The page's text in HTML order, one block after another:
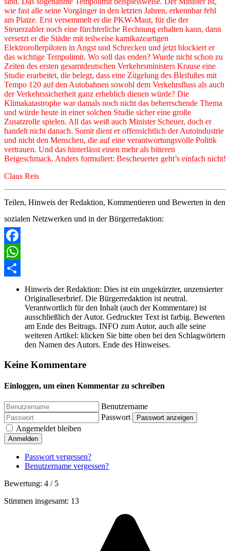
wie fast alle seine Vorgänger in den letzten Jahren, erkennbar fehl
am Platze. Erst versemmelt er die PKW-Maut, für die der
Steuerzahler noch eine fürchterliche Rechnung erhalten kann, dann
versetzt er die Städte mit teilweise kamikazeartigen
Elektrorollerpiloten in Angst und Schrecken und jetzt blockiert er
das wichtige Tempolimit. Wo soll das enden? Wurde nicht schon zu
Zeiten des ersten gesamtdeutschen Verkehrsministers Krause eine
Studie erarbeitet, die belegt, dass eine Zügelung des Bleifußes mit
Tempo 120 auf den Autobahnen sowohl dem Verkehrsfluss als auch
der Verkehrssicherheit ganz erheblich dienen würde? Die
Klimakatastrophe war damals noch nicht das beherrschende Thema
und würde heute in einer solchen Studie sicher eine große
Zusatzrolle spielen. All das weiß auch Minister Scheuer, doch er
handelt nicht danach. Somit dient er offensichtlich der Autoindustrie
und nicht den Menschen, die auf eine verantwortungsvolle Politik
vertrauen. Und das hinterlässt einen mehr als bitteren
Beigeschmack. Anders formuliert: Bescheuerter geht’s einfach nicht!
Claus Reis
Teilen, Hinweis der Redaktion, Kommentieren und Bewerten in den
sozialen Netzwerken und in der Bürgerredaktion:
Facebook
WhatsApp
Hinweis der Redaktion: Dies ist ein ungekürzter, unzensierter
Originalleserbrief. Die Bürgerredaktion ist neutral.
Verantwortlich für den Inhalt (auch der Kommentare) ist
ausschließlich der Autor. Gedruckter Text ist farbig. Bewerten
am Ende des Beitrags. INFO zum Autor, auch alle seine
weiteren Artikel: klicken Sie bitte oben bei den Schlagwörtern
den Namen des Autors. Ende des Hinweises.
Keine Kommentare
Einloggen, um einen Kommentar zu schreiben
Benutzername
Passwort
Passwort anzeigen
Angemeldet bleiben
Anmelden
Passwort vergessen?
Benutzername vergessen?
Bewertung: 4 / 5
Stimmen insgesamt: 13